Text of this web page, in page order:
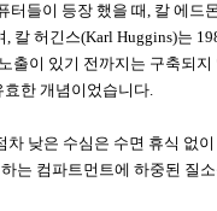
터들이 등장 했을 때, 칼 에드
, 칼 허긴스(Karl Huggins)는
출이 있기 전까지는 구축되지
효한 개념이었습니다.
낮은 수심은 수면 휴식 없
는 컴파트먼트에 하중된 질